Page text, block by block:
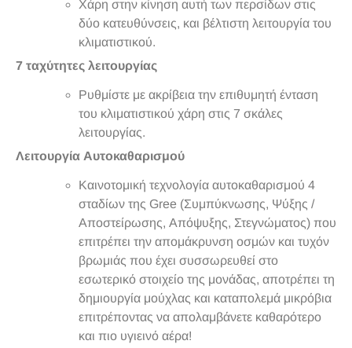
Χάρη στην κίνηση αυτή των περσίδων στις
δύο κατευθύνσεις, και βέλτιστη λειτουργία του
κλιματιστικού.
7 ταχύτητες λειτουργίας
Ρυθμίστε με ακρίβεια την επιθυμητή ένταση
του κλιματιστικού χάρη στις 7 σκάλες
λειτουργίας.
Λειτουργία Αυτοκαθαρισμού
Καινοτομική τεχνολογία αυτοκαθαρισμού 4
σταδίων της Gree (Συμπύκνωσης, Ψύξης /
Αποστείρωσης, Απόψυξης, Στεγνώματος) που
επιτρέπει την απομάκρυνση οσμών και τυχόν
βρωμιάς που έχει συσσωρευθεί στο
εσωτερικό στοιχείο της μονάδας, αποτρέπει τη
δημιουργία μούχλας και καταπολεμά μικρόβια
επιτρέποντας να απολαμβάνετε καθαρότερο
και πιο υγιεινό αέρα!